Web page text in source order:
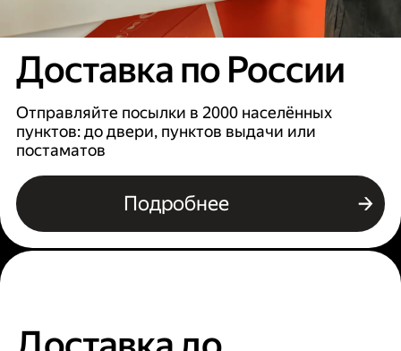
Доставка по России
Отправляйте посылки в 2000 населённых
пунктов: до двери, пунктов выдачи или
постаматов
Подробнее